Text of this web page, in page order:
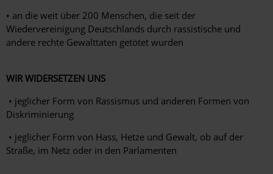
• an die weit über 200 Menschen, die seit der
Wiedervereinigung Deutschlands durch rassistische und
andere rechte Gewalttaten getötet wurden
WIR WIDERSETZEN UNS
• jeglicher Form von Rassismus und anderen Formen von
Diskriminierung
• jeglicher Form von Hass, Hetze und Gewalt, ob auf der
Straße, im Netz oder in den Parlamenten